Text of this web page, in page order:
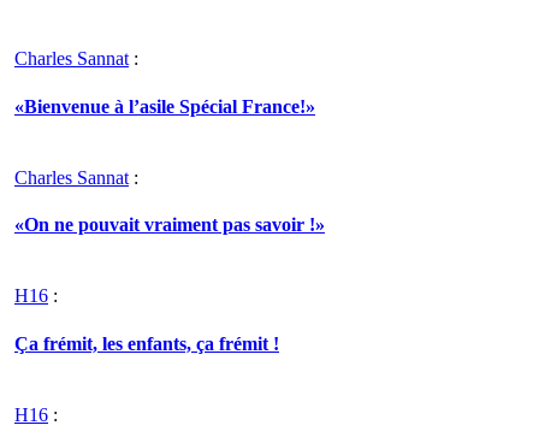
Charles Sannat :
«Bienvenue à l’asile Spécial France!»
Charles Sannat :
«On ne pouvait vraiment pas savoir !»
H16 :
Ça frémit, les enfants, ça frémit !
H16 :